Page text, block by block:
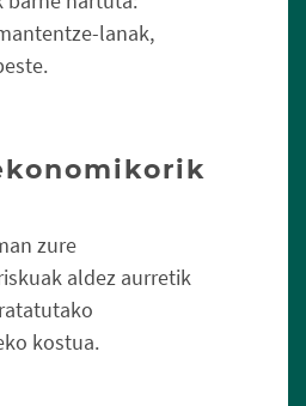
lanak,
zure
aldez aurretik
kostua.